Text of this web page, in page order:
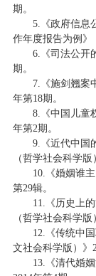
期。
5.《政府信息
作年度报告为例》
6.《司法公开
期。
7.《施剑翘案
年第18期。
8.《中国儿童
年第2期。
9.《近代中国
（哲学社会科学版
10.《婚姻谁
第29辑。
11.《历史上
（哲学社会科学版
12.《传统中
文社会科学版）》
13.《清代婚